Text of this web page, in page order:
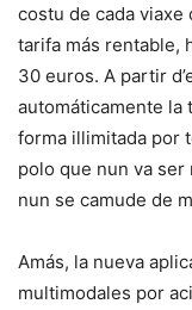
costu de cada
tarifa más rentable,
30 euros. A partir
automáticamente la
forma illimitada por
polo que nun va
nun se camude de
Amás, la nueva
multimodales por